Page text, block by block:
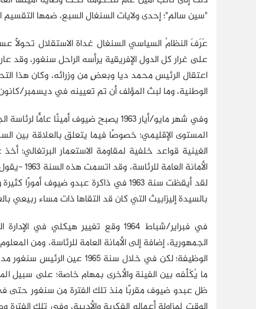
"سين سالم"؛ إحدى ولايات السنغال السبع، ضمها التقسيم
عَرَفَ النظامُ السياسي السنغال غداة الاستقلال
على غرار كل الدول الإفريقية يرأسه الراحل سنغور،
اعتقال الرئيس محمد ديا وبعضٍ من وزرائه، وكان هذا
الوطنية، وما لبث المؤلف أن تم تعيينه في ديسمبر/كانون الأول 1962 وكيلاً لوزارة الشؤون الخارجية خلفًا لصديقه ورفيق
وفي شهر مايو/أيار 1963 يصبح ضيوف
المستوى الإقليمي؛ خصوصًا فيما يتعلق بالعلاقة بين
الغينية قواعد خلفية لمقاومة الاستعمار
الأمانة
بالسيدة إليزابيث التي كان قد التقاها ذات مساء ربيعي
في فبراير/شباط 1964 وقع تغيير
الجمهورية، إضافة إلى الأمانة العامة للرئاسة، ومن
الوظيفة؛ لكن في خلال سنة
ما يُكَلِّفه بين الفينة والأخرى بمهام خاصة؛ على سبيل
ظل عبدو ضيوف مقربًا منذ تلك الفترة من سنغور حتى في